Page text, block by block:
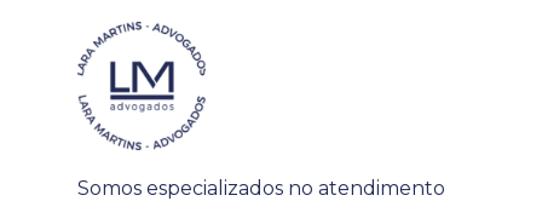
Somos especializados no atendimento